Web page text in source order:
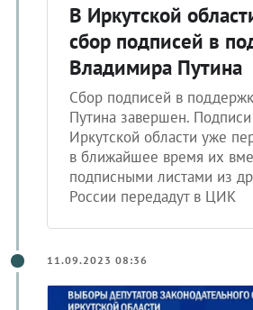
В Иркутской
сбор подписей в
Владимира Путина
Сбор подписей в
Путина завершен.
Иркутской области уже
в ближайшее время их
подписными листами из
России передадут в ЦИК
11.09.2023 08:36